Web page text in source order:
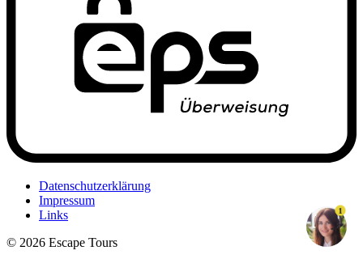
Datenschutzerklärung
Impressum
Links
© 2026 Escape Tours
1